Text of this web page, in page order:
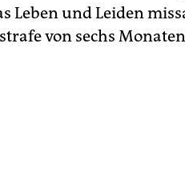
Leben und Leiden
von sechs